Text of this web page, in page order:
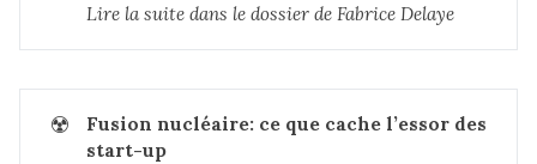
Lire la suite dans le dossier de Fabrice Delaye
☢️
Fusion nucléaire: ce que cache l’essor des
start-up